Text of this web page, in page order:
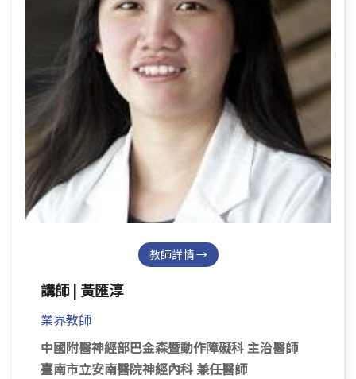
教師詳情 →
講師 | 黃匯淳
業界教師
中國附醫神經部巴金森暨動作障礙科 主治醫師
臺南市立安南醫院神經內科 兼任醫師